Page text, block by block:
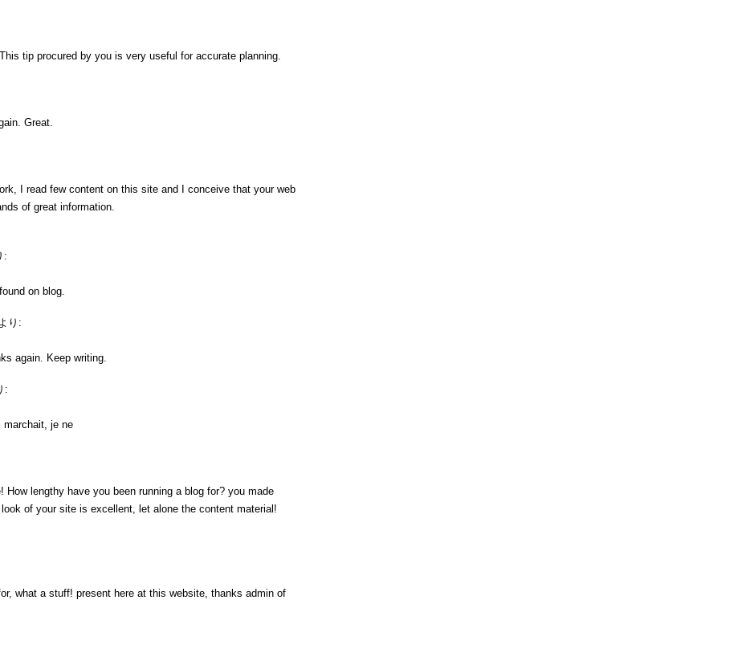
tip procured by you is very useful for accurate planning.
Great.
I read few content on this site and I conceive that your web
of great information.
:
on blog.
り:
again. Keep writing.
:
marchait, je ne
How lengthy have you been running a blog for? you made
of your site is excellent, let alone the content material!
what a stuff! present here at this website, thanks admin of